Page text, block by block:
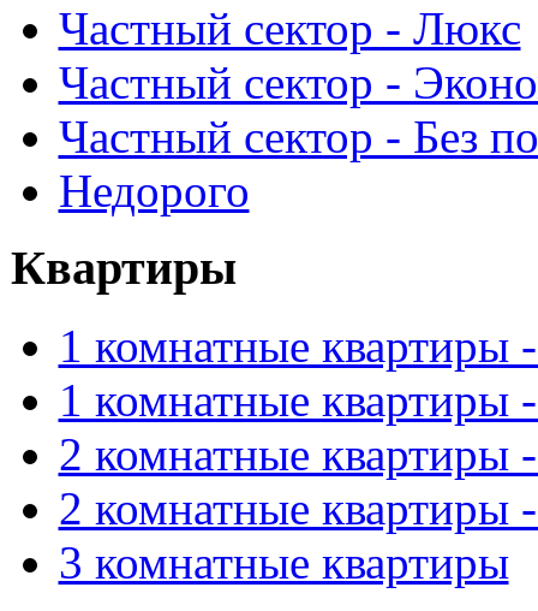
Частный сектор - Люкс
Частный сектор -
Частный сектор - Без
Недорого
Квартиры
1 комнатные квартиры
1 комнатные квартиры
2 комнатные квартиры
2 комнатные квартиры
3 комнатные квартиры